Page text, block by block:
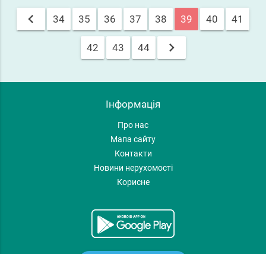
chevron_left 34 35 36 37 38 39 40 41
42 43 44 chevron_right
Інформація
Про нас
Мапа сайту
Контакти
Новини нерухомості
Корисне